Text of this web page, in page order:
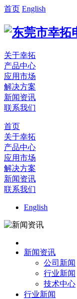
首页 English
关于幸拓
产品中心
应用市场
解决方案
新闻资讯
联系我们
首页
关于幸拓
产品中心
应用市场
解决方案
新闻资讯
联系我们
English
新闻资讯
公司新闻
行业新闻
技术中心
行业新闻